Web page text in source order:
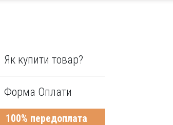
Як купити товар?
Форма Оплати
100% передоплата